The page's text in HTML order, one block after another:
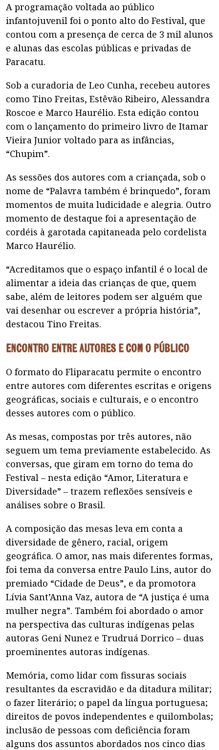
A programação voltada ao público
infantojuvenil foi o ponto alto do Festival, que
contou com a presença de cerca de 3 mil alunos
e alunas das escolas públicas e privadas de
Paracatu.
Sob a curadoria de Leo Cunha, recebeu autores
como Tino Freitas, Estêvão Ribeiro, Alessandra
Roscoe e Marco Haurélio. Esta edição contou
com o lançamento do primeiro livro de Itamar
Vieira Junior voltado para as infâncias,
“Chupim”.
As sessões dos autores com a criançada, sob o
nome de “Palavra também é brinquedo”, foram
momentos de muita ludicidade e alegria. Outro
momento de destaque foi a apresentação de
cordéis à garotada capitaneada pelo cordelista
Marco Haurélio.
“Acreditamos que o espaço infantil é o local de
alimentar a ideia das crianças de que, quem
sabe, além de leitores podem ser alguém que
vai desenhar ou escrever a própria história”,
destacou Tino Freitas.
Encontro entre autores e com o público
O formato do Fliparacatu permite o encontro
entre autores com diferentes escritas e origens
geográficas, sociais e culturais, e o encontro
desses autores com o público.
As mesas, compostas por três autores, não
seguem um tema previamente estabelecido. As
conversas, que giram em torno do tema do
Festival – nesta edição “Amor, Literatura e
Diversidade” – trazem reflexões sensíveis e
análises sobre o Brasil.
A composição das mesas leva em conta a
diversidade de gênero, racial, origem
geográfica. O amor, nas mais diferentes formas,
foi tema da conversa entre Paulo Lins, autor do
premiado “Cidade de Deus”, e da promotora
Lívia Sant’Anna Vaz, autora de “A justiça é uma
mulher negra”. Também foi abordado o amor
na perspectiva das culturas indígenas pelas
autoras Geni Nunez e Trudruá Dorrico – duas
proeminentes autoras indígenas.
Memória, como lidar com fissuras sociais
resultantes da escravidão e da ditadura militar;
o fazer literário; o papel da língua portuguesa;
direitos de povos independentes e quilombolas;
inclusão de pessoas com deficiência foram
alguns dos assuntos abordados nos cinco dias